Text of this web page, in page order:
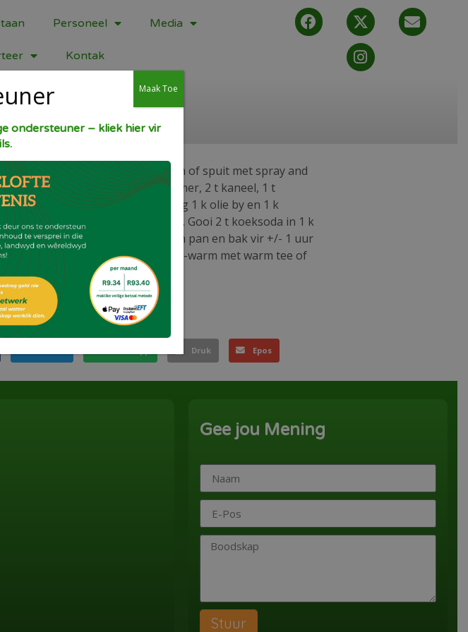
Personeel Media
Kontak
190 gr C. Smeer groot ringkoekpan of spuit met spray and
2 k koekmeel, 2 t fyn gemmer, 2 t kaneel, 1 t
t sout. Klop 2 eiers in beker, voeg 1 k olie by en 1 k
deur en voeg by meelmengsel. Gooi 2 t koeksoda in 1 k
+ 2 t asyn. Roer by deeg. Skep in pan en bak vir +/- 1 uur
afkoel op afkoelrakkie, bedien lou-warm met warm tee of
Druk Epos
Gee jou Mening
Stuur
ondersteuner – kliek hier vir
Maak Toe